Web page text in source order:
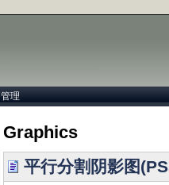
管理
Graphics
平行分割阴影图